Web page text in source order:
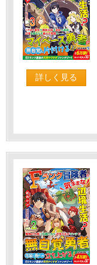
詳しく見る